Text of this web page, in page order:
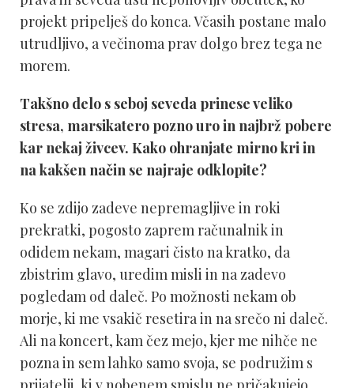
projekt pripelješ do konca. Včasih postane malo
utrudljivo, a večinoma prav dolgo brez tega ne
morem.
Takšno delo s seboj seveda prinese veliko
stresa, marsikatero pozno uro in najbrž pobere
kar nekaj živcev. Kako ohranjate mirno kri in
na kakšen način se najraje odklopite?
Ko se zdijo zadeve nepremagljive in roki
prekratki, pogosto zaprem računalnik in
odidem nekam, magari čisto na kratko, da
zbistrim glavo, uredim misli in na zadevo
pogledam od daleč. Po možnosti nekam ob
morje, ki me vsakič resetira in na srečo ni daleč.
Ali na koncert, kam čez mejo, kjer me nihče ne
pozna in sem lahko samo svoja, se podružim s